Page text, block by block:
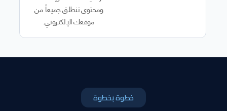
ومحتوى تنطلق جميعاً من
موقعك الإلكتروني.
خطوة بخطوة